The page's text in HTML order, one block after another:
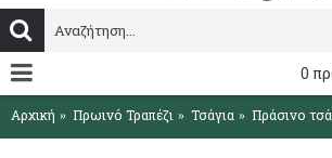
0
Αρχική Πρωινό Τραπέζι Τσάγια Πράσινο